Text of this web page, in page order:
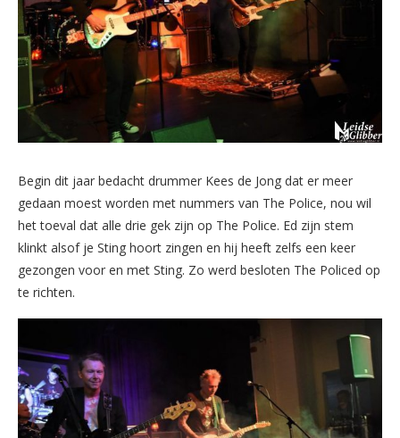
Begin dit jaar bedacht drummer Kees de Jong dat er meer
gedaan moest worden met nummers van The Police, nou wil
het toeval dat alle drie gek zijn op The Police. Ed zijn stem
klinkt alsof je Sting hoort zingen en hij heeft zelfs een keer
gezongen voor en met Sting. Zo werd besloten The Policed op
te richten.